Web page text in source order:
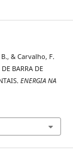
& Carvalho, F.
BARRA DE
ENERGIA NA